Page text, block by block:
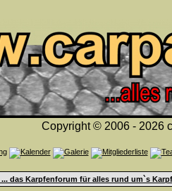
Copyright © 2006 - 2026
das Karpfenforum für alles rund um`s